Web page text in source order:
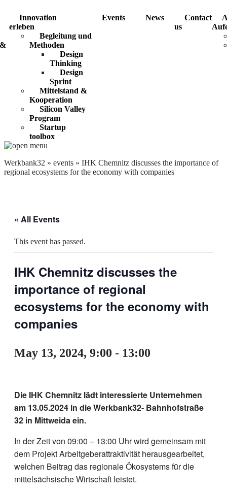
Innovation
erleben
Begleitung und
Methoden
Design
Thinking
Design
Sprint
Mittelstand &
Kooperation
Silicon Valley
Program
Startup
toolbox
Events News
Contact
us
Werkbank32 » events » IHK Chemnitz discusses the importance of
regional ecosystems for the economy with companies
« All Events
This event has passed.
IHK Chemnitz discusses the
importance of regional
ecosystems for the economy with
companies
May 13, 2024, 9:00 - 13:00
Die IHK Chemnitz lädt interessierte Unternehmen
am 13.05.2024 in die Werkbank32- Bahnhofstraße
32 in Mittweida ein.
In der Zeit von 09:00 – 13:00 Uhr wird gemeinsam mit
dem Projekt Arbeitgeberattraktivität herausgearbeitet,
welchen Beitrag das regionale Ökosystems für die
mittelsächsische Wirtschaft leistet.